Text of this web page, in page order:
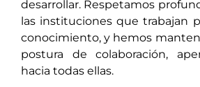
desarrollar. Respetamos
las instituciones que trabajan
conocimiento, y hemos
postura de colaboración,
hacia todas ellas.